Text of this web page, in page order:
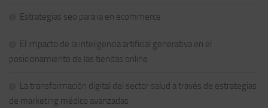
Estrategias seo para ia en ecommerce
El impacto de la inteligencia artificial generativa en el
posicionamiento de las tiendas online
La transformación digital del sector salud a través de estrategias
de marketing médico avanzadas